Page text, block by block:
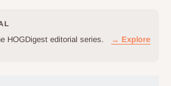
HOGDigest editorial series.
→ Explore